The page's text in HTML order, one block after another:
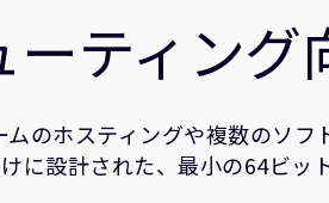
ティン
のホスティングや複数のソ
に設計された、最小の64ビッ